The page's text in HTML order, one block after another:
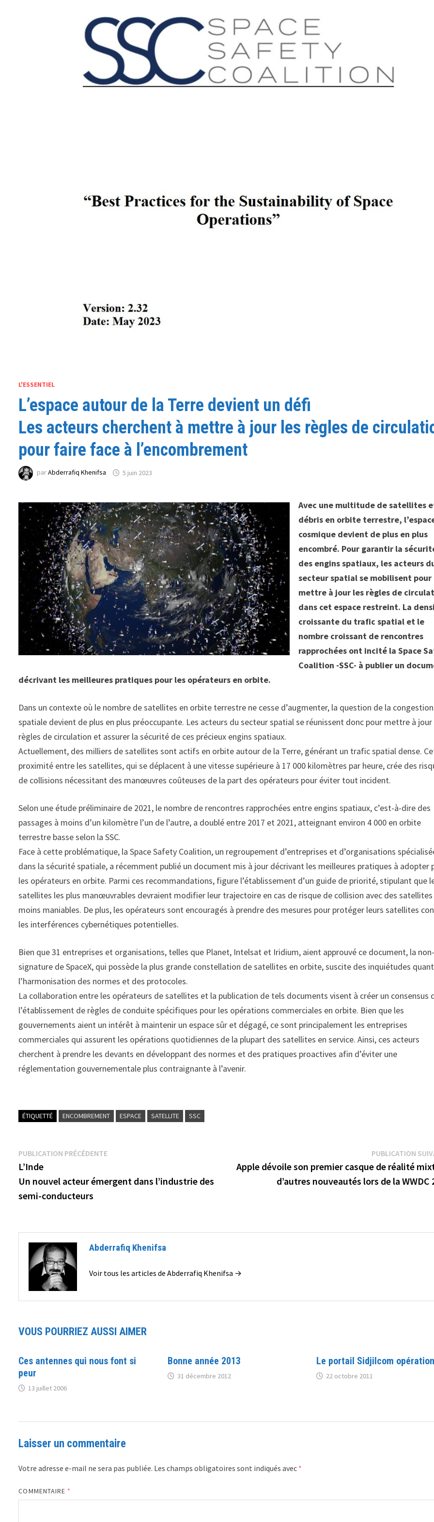
L'ESSENTIEL
L’espace autour de la Terre devient un défi
Les acteurs cherchent à mettre à jour les règles de
pour faire face à l’encombrement
parAbderrafiq Khenifsa 5 juin 2023
Avec une multitude de satellites
débris en orbite terrestre,
cosmique devient de plus en plus
encombré. Pour garantir la
des engins spatiaux, les acteurs
secteur spatial se mobilisent pour
mettre à jour les règles de
dans cet espace restreint. La
croissante du trafic spatial et le
nombre croissant de rencontres
rapprochées ont incité la Space
Coalition -SSC- à publier un
décrivant les meilleures pratiques pour les opérateurs en orbite.
Dans un contexte où le nombre de satellites en orbite terrestre ne cesse d’augmenter, la question de la congestion
spatiale devient de plus en plus préoccupante. Les acteurs du secteur spatial se réunissent donc pour mettre à jour
règles de circulation et assurer la sécurité de ces précieux engins spatiaux.
Actuellement, des milliers de satellites sont actifs en orbite autour de la Terre, générant un trafic spatial dense.
proximité entre les satellites, qui se déplacent à une vitesse supérieure à 17 000 kilomètres par heure, crée des
de collisions nécessitant des manœuvres coûteuses de la part des opérateurs pour éviter tout incident.
Selon une étude préliminaire de 2021, le nombre de rencontres rapprochées entre engins spatiaux, c’est-à-dire des
passages à moins d’un kilomètre l’un de l’autre, a doublé entre 2017 et 2021, atteignant environ 4 000 en orbite
terrestre basse selon la SSC.
Face à cette problématique, la Space Safety Coalition, un regroupement d’entreprises et d’organisations
dans la sécurité spatiale, a récemment publié un document mis à jour décrivant les meilleures pratiques à adopter
les opérateurs en orbite. Parmi ces recommandations, figure l’établissement d’un guide de priorité, stipulant que
satellites les plus manœuvrables devraient modifier leur trajectoire en cas de risque de collision avec des satellites
moins maniables. De plus, les opérateurs sont encouragés à prendre des mesures pour protéger leurs satellites
les interférences cybernétiques potentielles.
Bien que 31 entreprises et organisations, telles que Planet, Intelsat et Iridium, aient approuvé ce document, la
signature de SpaceX, qui possède la plus grande constellation de satellites en orbite, suscite des inquiétudes
l’harmonisation des normes et des protocoles.
La collaboration entre les opérateurs de satellites et la publication de tels documents visent à créer un consensus
l’établissement de règles de conduite spécifiques pour les opérations commerciales en orbite. Bien que les
gouvernements aient un intérêt à maintenir un espace sûr et dégagé, ce sont principalement les entreprises
commerciales qui assurent les opérations quotidiennes de la plupart des satellites en service. Ainsi, ces acteurs
cherchent à prendre les devants en développant des normes et des pratiques proactives afin d’éviter une
réglementation gouvernementale plus contraignante à l’avenir.
ÉTIQUETTÉ ENCOMBREMENT ESPACE SATELLITE SSC
Navigation
de
l’article
PUBLICATION PRÉCÉDENTEPublication
L’Inde
Un nouvel acteur émergent dans l’industrie des
semi-conducteurs
PUBLICATION
Apple dévoile son premier casque de réalité
d’autres nouveautés lors de la WWDC
Abderrafiq Khenifsa
Voir tous les articles de Abderrafiq Khenifsa →
VOUS POURRIEZ AUSSI AIMER
Ces antennes qui nous font si
peur
13 juillet 2006
Bonne année 2013
31 décembre 2012
Le portail Sidjilcom
22 octobre 2011
Laisser un commentaire
Votre adresse e-mail ne sera pas publiée. Les champs obligatoires sont indiqués avec *
COMMENTAIRE *